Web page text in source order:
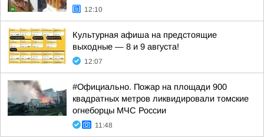
12:10
Культурная афиша на предстоящие
выходные — 8 и 9 августа!
12:07
#Официально. Пожар на площади 900
квадратных метров ликвидировали томские
огнеборцы МЧС России
11:48